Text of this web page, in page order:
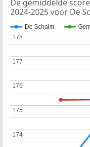
De gemiddelde
2024-2025 voor De
De Schalm
174
174
175
175
176
176
177
177
178
178